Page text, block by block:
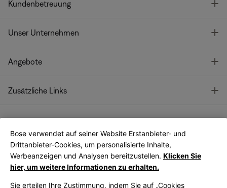
Kundenbetreuung
Unser Unternehmen
Angebote
Zusätzliche Links
Bose App
Bose Connect
App
Bose verwendet auf seiner Website Erstanbieter- und
Drittanbieter-Cookies, um personalisierte Inhalte,
Werbeanzeigen und Analysen bereitzustellen. Klicken Sie
hier, um weitere Informationen zu erhalten.
Sie erteilen Ihre Zustimmung, indem Sie auf „Cookies